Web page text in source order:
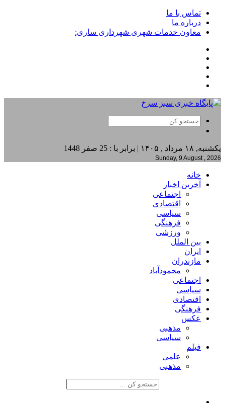
تماس با ما
درباره ما
معاون خدمات شهری شهرداری ساری:
یکشنبه, ۱۸ مرداد , ۱۴۰۵ | برابر با : 25 صفر 1448
Sunday, 9 August , 2026
خانه
آخرین اخبار
اجتماعی
اقتصادی
سیاسی
فرهنگی
ورزشی
بین الملل
ایران
مازندران
محمودآباد
اجتماعی
سیاسی
اقتصادی
فرهنگی
عکس
مذهبی
سیاسی
فیلم
علمی
مذهبی